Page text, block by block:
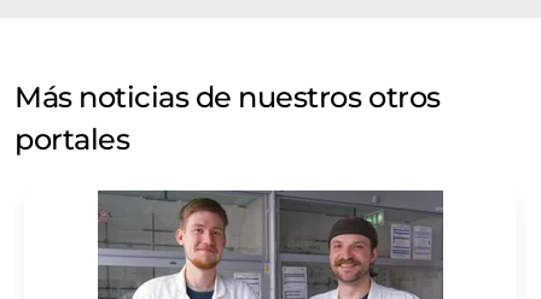
Más noticias de nuestros otros
portales